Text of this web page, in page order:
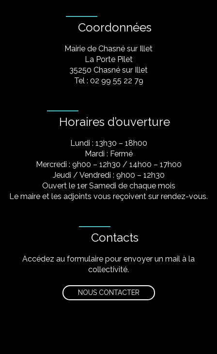
Coordonnées
Mairie de Chasné sur Illet
La Porte Pilet
35250 Chasné sur Illet
Tel : 02 99 55 22 79
Horaires d’ouverture
Lundi : 13h30 – 18h00
Mardi : Fermé
Mercredi : 9h00 – 12h30 / 14h00 – 17h00
Jeudi / Vendredi : 9h00 – 12h30
Ouvert le 1er Samedi de chaque mois
Le maire et les adjoints vous reçoivent sur rendez-vous.
Contacts
Accédez au formulaire pour envoyer un mail à la
collectivité.
NOUS CONTACTER